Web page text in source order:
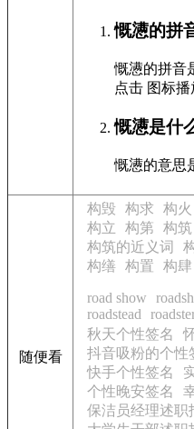
慨懑的拼
慨懑的拼音
点击 图标
慨懑是什
慨懑的意思
随便看
构毁 构求 构火
构立
构第 构筑
构筑的近义词
构缮 构置 构肆
road show
roadstead
秋天个性签名
抖音吸粉的个性
快手个性签名
个性晚安签名
保洁员经理述职